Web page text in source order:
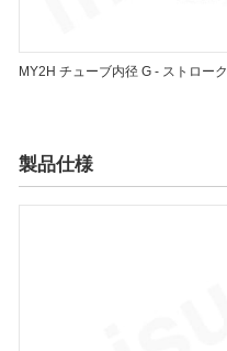
MY2H チューブ内径 G - ストローク
製品仕様